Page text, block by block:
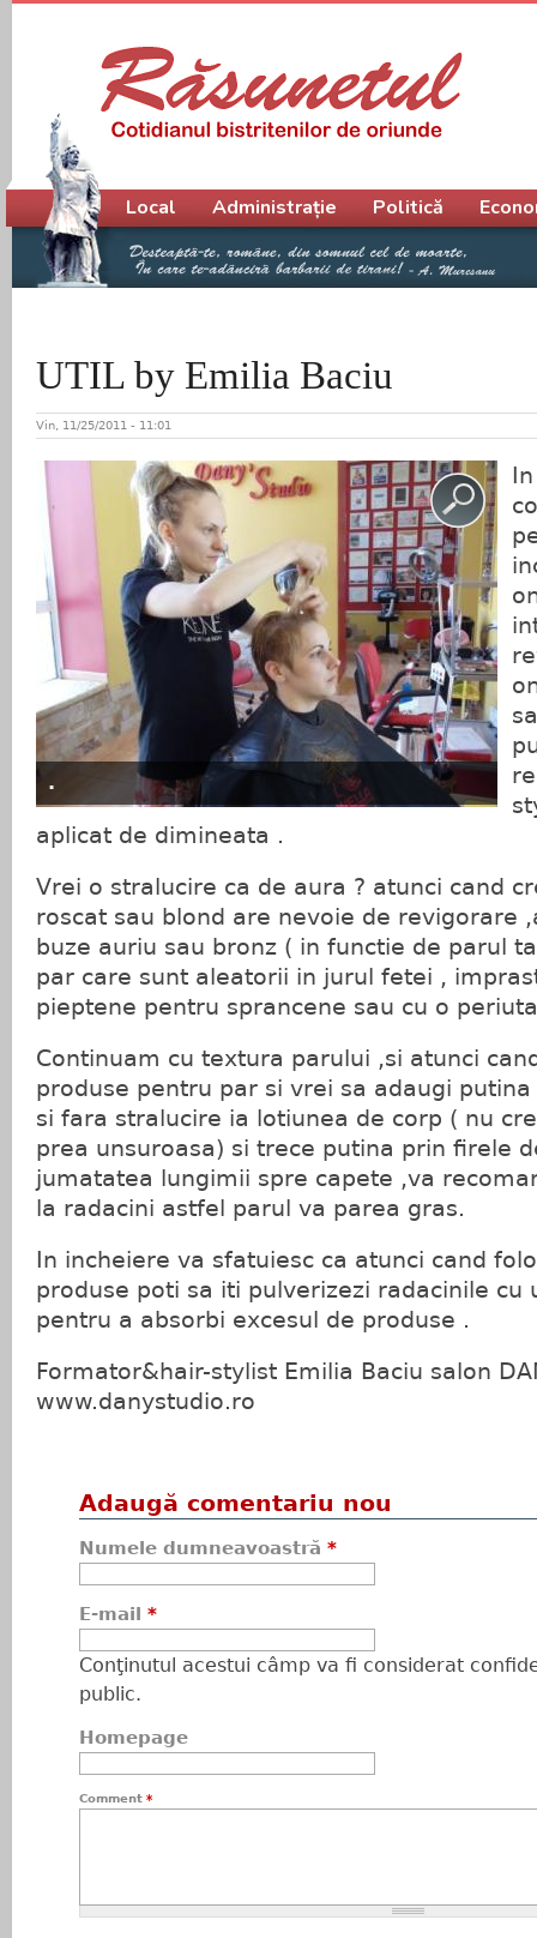
UTIL by Emilia Baciu
Vin, 11/25/2011 - 11:01
.
aplicat de dimineata .
Vrei o stralucire ca de aura ? atunci cand
roscat sau blond are nevoie de revigorare
buze auriu sau bronz ( in functie de parul
par care sunt aleatorii in jurul fetei ,
pieptene pentru sprancene sau cu o
Continuam cu textura parului ,si atunci
produse pentru par si vrei sa adaugi
si fara stralucire ia lotiunea de corp ( nu
prea unsuroasa) si trece putina prin firele
jumatatea lungimii spre capete ,va
la radacini astfel parul va parea gras.
In incheiere va sfatuiesc ca atunci cand
produse poti sa iti pulverizezi radacinile cu
pentru a absorbi excesul de produse .
Formator&hair-stylist Emilia Baciu salon
www.danystudio.ro
Adaugă comentariu nou
Numele dumneavoastră *
E-mail *
Conţinutul acestui câmp va fi considerat
public.
Homepage
Comment *
Meniu principal
Local Administrație Politică